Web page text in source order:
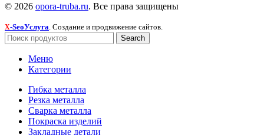
© 2026 opora-truba.ru. Все права защищены
X-SeoУслуга. Создание и продвижение сайтов.
Search
Меню
Категории
Гибка металла
Резка металла
Сварка металла
Покраска изделий
Закладные детали